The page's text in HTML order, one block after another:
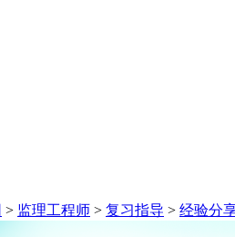
> 监理工程师 > 复习指导 > 经验分